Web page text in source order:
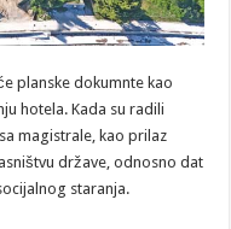
planske dokumnte kao
hotela. Kada su radili
magistrale, kao prilaz
države, odnosno dat
staranja.